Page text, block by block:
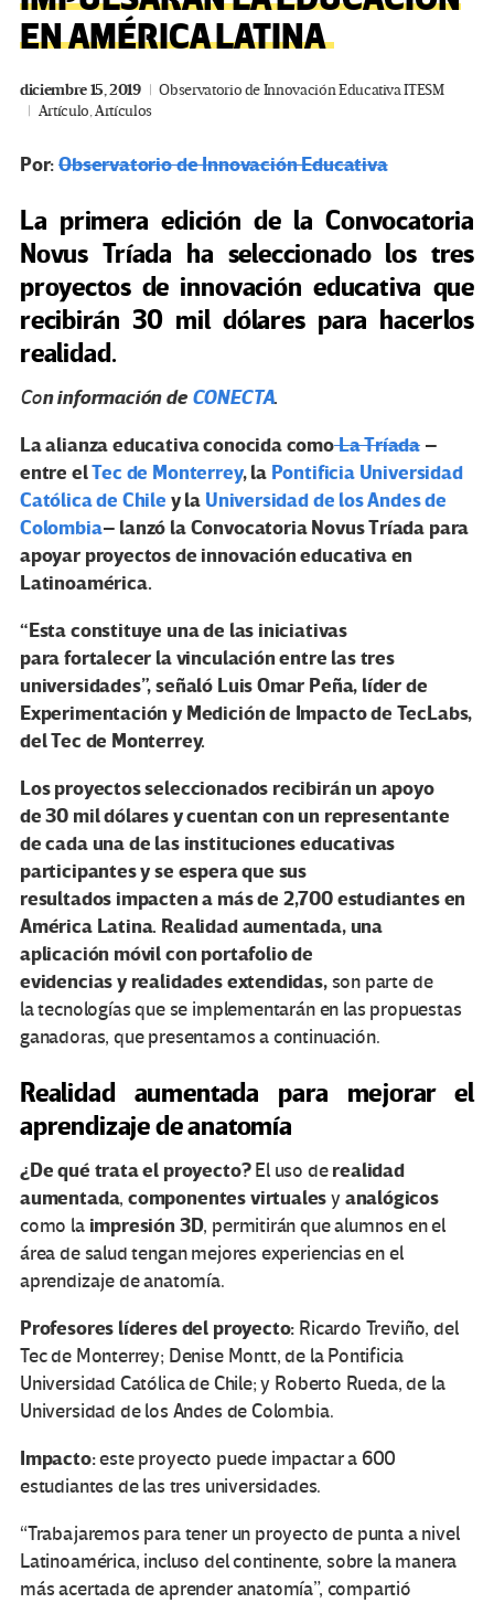
EN AMÉRICA LATINA
diciembre 15, 2019
Observatorio de Innovación Educativa ITESM
Artículo,Artículos
Por:Observatorio de Innovación Educativa
La primera edición de la Convocatoria
Novus Tríada ha seleccionado los tres
proyectos de innovación educativa que
recibirán 30 mil dólares para hacerlos
realidad.
Con información de CONECTA.
La alianza educativa conocida comoLa Tríada –
entre elTec de Monterrey, la Pontificia Universidad
Católica de Chile y la Universidad de los Andes de
Colombia– lanzó la Convocatoria Novus Tríada para
apoyar proyectos de innovación educativa en
Latinoamérica.
“Esta constituye una de las iniciativas
para fortalecer la vinculación entre las tres
universidades”, señaló Luis Omar Peña, líder de
Experimentación y Medición de Impacto de TecLabs,
del Tec de Monterrey.
Los proyectos seleccionados recibirán un apoyo
de 30 mil dólares y cuentan con un representante
de cada una de las instituciones educativas
participantes y se espera que sus
resultados impacten a más de 2,700 estudiantes en
América Latina. Realidad aumentada, una
aplicación móvil con portafolio de
evidencias y realidades extendidas, son parte de
la tecnologías que se implementarán en las propuestas
ganadoras, que presentamos a continuación.
Realidad aumentada para mejorar el
aprendizaje de anatomía
¿De qué trata el proyecto?El uso derealidad
aumentada,componentes virtualesy analógicos
como la impresión 3D, permitirán que alumnos en el
área de salud tengan mejores experiencias en el
aprendizaje de anatomía.
Profesores líderes del proyecto: Ricardo Treviño, del
Tec de Monterrey; Denise Montt, de la Pontificia
Universidad Católica de Chile; y Roberto Rueda, de la
Universidad de los Andes de Colombia.
Impacto:este proyecto puede impactar a 600
estudiantes de las tres universidades.
“Trabajaremos para tener un proyecto de punta a nivel
Latinoamérica, incluso del continente, sobre la manera
más acertada de aprender anatomía”, compartió